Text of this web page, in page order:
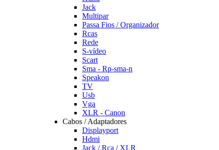
Jack
Multipar
Passa Fios / Organizador
Rcas
Rede
S-vídeo
Scart
Sma - Rp-sma-n
Speakon
TV
Usb
Vga
XLR - Canon
Cabos / Adaptadores
Displayport
Hdmi
Jack / Rca / XLR